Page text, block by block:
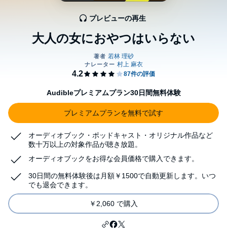
大人の女におやつはいらない
プレビューの再生
Audibleプレミアムプラン30日間無料体験
プレミアムプランを無料で試す
オーディオブック・ポッドキャスト・オリジナル作品など
数十万以上の対象作品が聴き放題。
オーディオブックをお得な会員価格で購入できます。
30日間の無料体験後は月額￥1500で自動更新します。いつ
でも退会できます。
￥2,060 で購入